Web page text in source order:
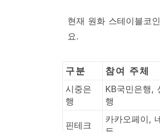
현재 원화 스테이블코
요.
구분 참여 주체
시중은
행
KB국민은행,
행
핀테크
카카오페이,